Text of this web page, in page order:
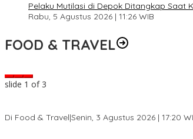
Pelaku Mutilasi di Depok Ditangkap Saat
Rabu, 5 Agustus 2026 | 11:26 WIB
FOOD & TRAVEL
slide 2 of 3